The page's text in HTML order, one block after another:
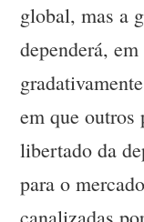
global, mas a
dependerá,
em que outros
libertado da
para o